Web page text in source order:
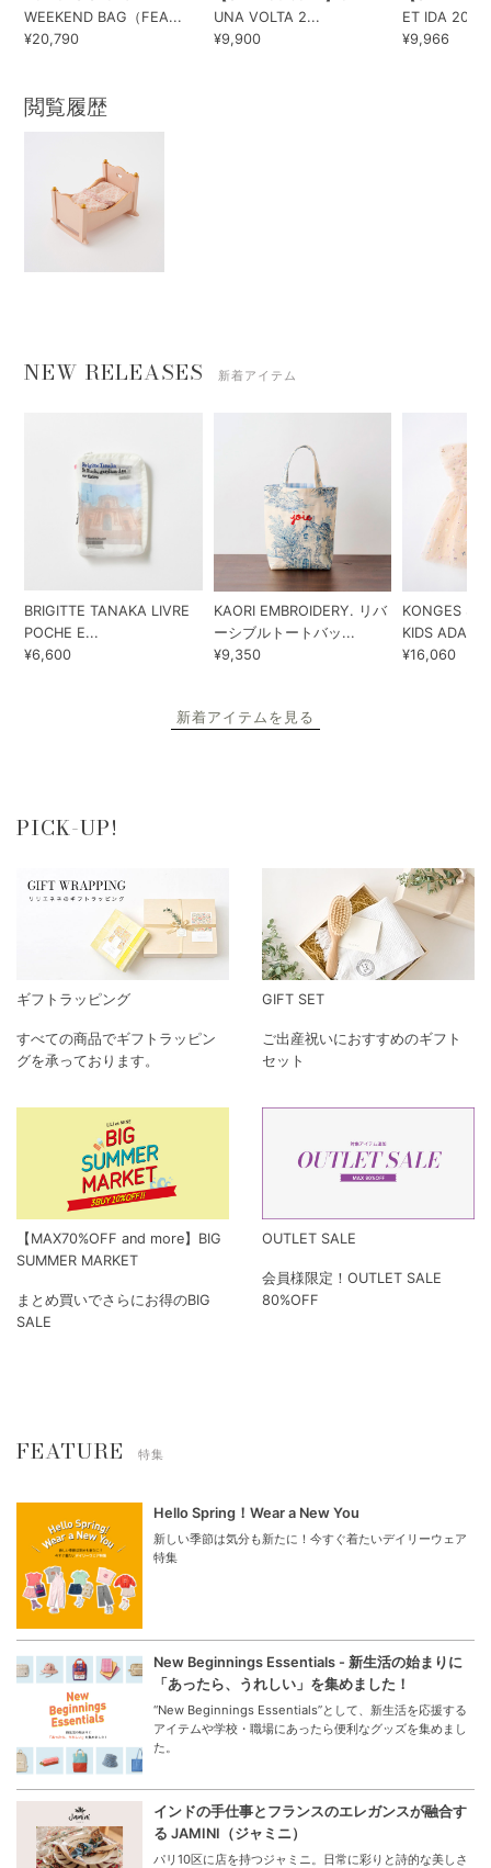
WEEKEND BAG（FEA...
¥20,790
UNA VOLTA 2...
¥9,900
ET IDA 202...
¥9,966
閲覧履歴
NEW RELEASES 新着アイテム
BRIGITTE TANAKA LIVRE
POCHE E...
¥6,600
KAORI EMBROIDERY. リバ
ーシブルトートバッ...
¥9,350
KONGES
KIDS ADA...
¥16,060
新着アイテムを見る
PICK-UP!
ギフトラッピング
すべての商品でギフトラッピン
グを承っております。
GIFT SET
ご出産祝いにおすすめのギフト
セット
【MAX70%OFF and more】BIG
SUMMER MARKET
まとめ買いでさらにお得のBIG
SALE
OUTLET SALE
会員様限定！OUTLET SALE
80%OFF
FEATURE 特集
Hello Spring！Wear a New You
新しい季節は気分も新たに！今すぐ着たいデイリーウェア
特集
New Beginnings Essentials - 新生活の始まりに
「あったら、うれしい」を集めました！
“New Beginnings Essentials”として、新生活を応援する
アイテムや学校・職場にあったら便利なグッズを集めまし
た。
インドの手仕事とフランスのエレガンスが融合す
る JAMINI（ジャミニ）
パリ10区に店を持つジャミニ。日常に彩りと詩的な美しさ